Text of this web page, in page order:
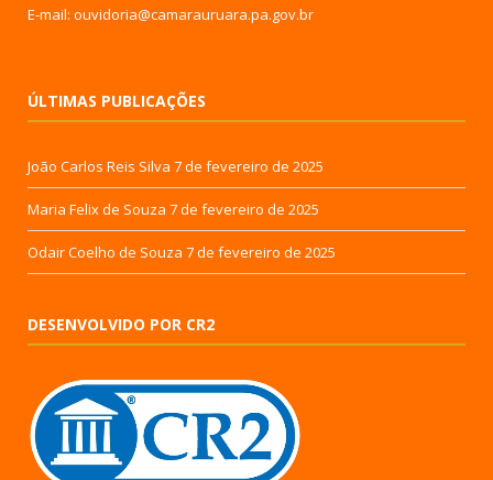
E-mail: ouvidoria@camarauruara.pa.gov.br
ÚLTIMAS PUBLICAÇÕES
João Carlos Reis Silva 7 de fevereiro de 2025
Maria Felix de Souza 7 de fevereiro de 2025
Odair Coelho de Souza 7 de fevereiro de 2025
DESENVOLVIDO POR CR2